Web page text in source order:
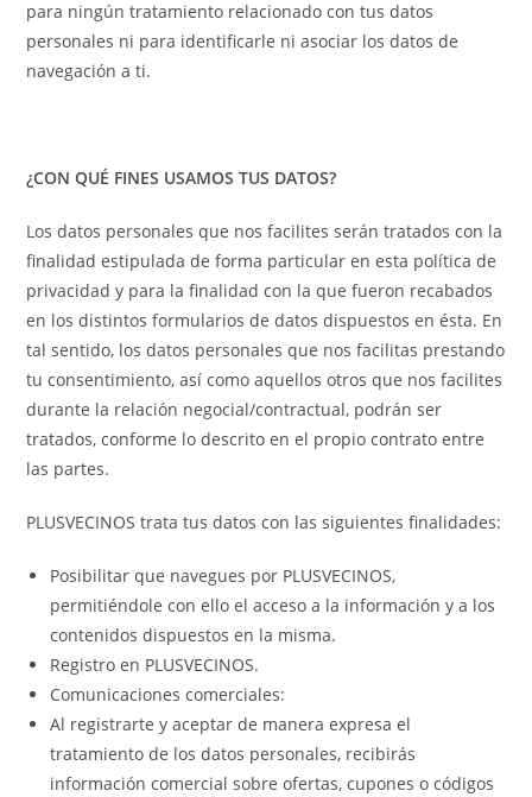
para ningún tratamiento relacionado con tus datos
personales ni para identificarle ni asociar los datos de
navegación a ti.
¿CON QUÉ FINES USAMOS TUS DATOS?
Los datos personales que nos facilites serán tratados con la
finalidad estipulada de forma particular en esta política de
privacidad y para la finalidad con la que fueron recabados
en los distintos formularios de datos dispuestos en ésta. En
tal sentido, los datos personales que nos facilitas prestando
tu consentimiento, así como aquellos otros que nos facilites
durante la relación negocial/contractual, podrán ser
tratados, conforme lo descrito en el propio contrato entre
las partes.
PLUSVECINOS trata tus datos con las siguientes finalidades:
Posibilitar que navegues por PLUSVECINOS,
permitiéndole con ello el acceso a la información y a los
contenidos dispuestos en la misma.
Registro en PLUSVECINOS.
Comunicaciones comerciales:
Al registrarte y aceptar de manera expresa el
tratamiento de los datos personales, recibirás
información comercial sobre ofertas, cupones o códigos